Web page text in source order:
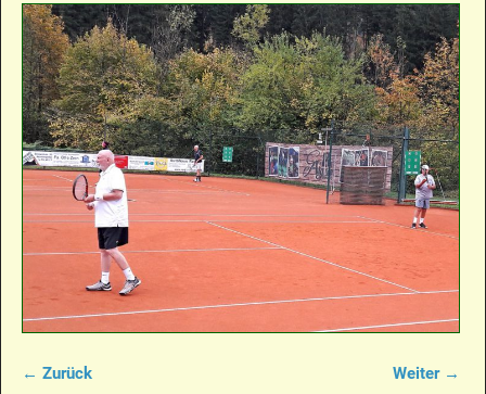
← Zurück Weiter →